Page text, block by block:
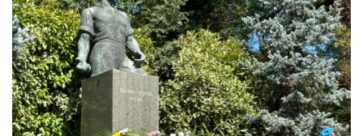
i
g
a
t
i
o
n